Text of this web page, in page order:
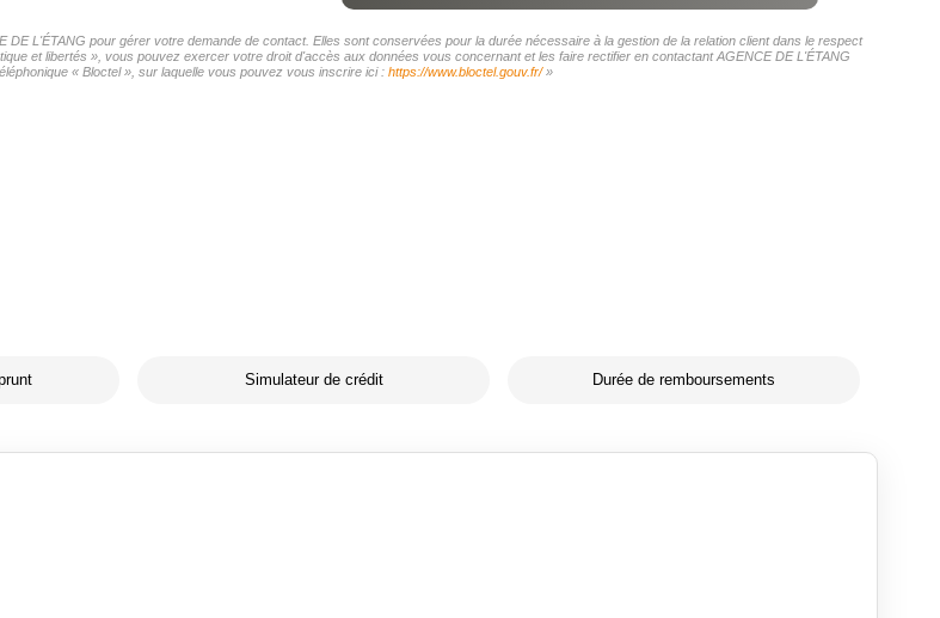
L'ÉTANG pour gérer votre demande de contact. Elles sont conservées pour la durée nécessaire à la gestion de la relation client dans le respect
et libertés », vous pouvez exercer votre droit d'accès aux données vous concernant et les faire rectifier en contactant AGENCE DE L'ÉTANG
« Bloctel », sur laquelle vous pouvez vous inscrire ici : https://www.bloctel.gouv.fr/»
Simulateur de crédit Durée de remboursements